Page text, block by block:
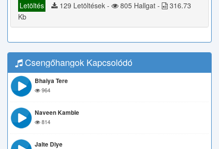
Letöltés 129 Letöltések - 805 Hallgat -
316.73
Kb
Csengőhangok Kapcsolódó
Bhaiya Tere
964
Naveen Kamble
814
Jalte Diye